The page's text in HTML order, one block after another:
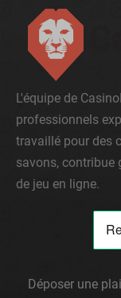
L'équipe de
professionnels
travaillé pour des
savons, contribue
de jeu en ligne.
Déposer une